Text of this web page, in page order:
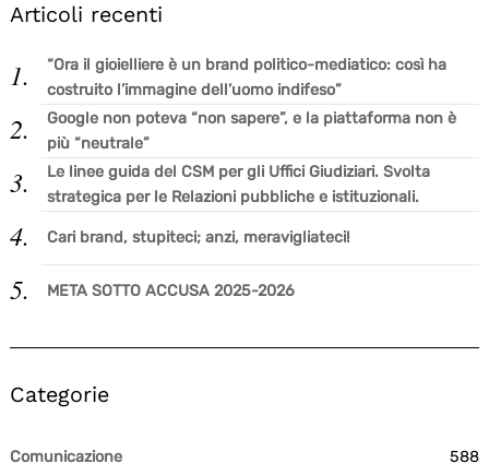
Articoli recenti
“Ora il gioielliere è un brand politico-mediatico: così ha
costruito l’immagine dell’uomo indifeso”
Google non poteva “non sapere”, e la piattaforma non è
più “neutrale”
Le linee guida del CSM per gli Uffici Giudiziari. Svolta
strategica per le Relazioni pubbliche e istituzionali.
Cari brand, stupiteci; anzi, meravigliateci!
META SOTTO ACCUSA 2025-2026
Categorie
Comunicazione 588